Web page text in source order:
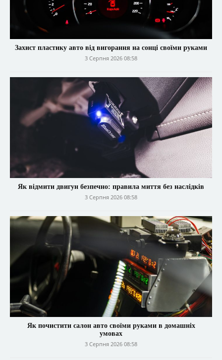
Захист пластику авто від вигорання на сонці своїми руками
3 Серпня 2026 08:58
Як відмити двигун безпечно: правила миття без наслідків
3 Серпня 2026 08:58
Як почистити салон авто своїми руками в домашніх
умовах
3 Серпня 2026 08:58